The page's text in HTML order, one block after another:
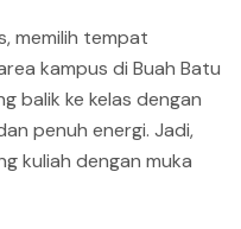
memilih tempat
kampus di Buah Batu
balik ke kelas dengan
penuh energi. Jadi,
kuliah dengan muka